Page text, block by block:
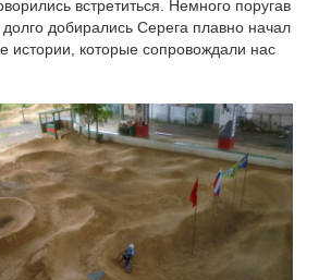
встретиться. Немного поругав
добирались Серега плавно начал
истории, которые сопровождали нас